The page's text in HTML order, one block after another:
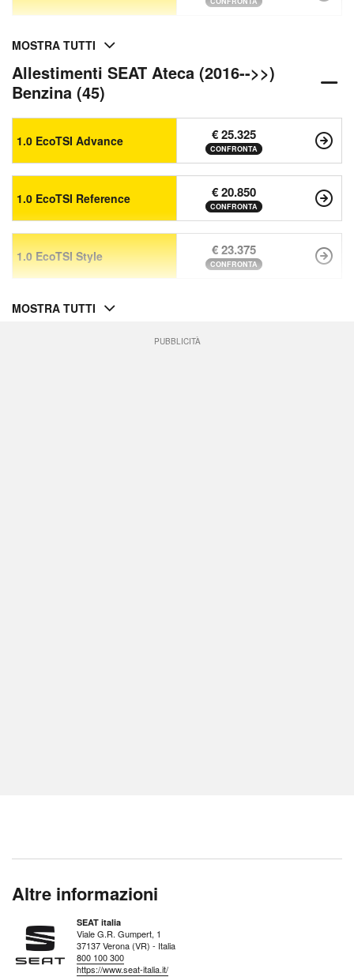
MOSTRA TUTTI
Allestimenti SEAT Ateca (2016-->>)
Benzina (45)
1.0 EcoTSI Advance € 25.325
CONFRONTA
1.0 EcoTSI Reference € 20.850
CONFRONTA
1.0 EcoTSI Style € 23.375
CONFRONTA
MOSTRA TUTTI
PUBBLICITÀ
Altre informazioni
SEAT italia
Viale G.R. Gumpert, 1
37137 Verona (VR) - Italia
800 100 300
https://www.seat-italia.it/